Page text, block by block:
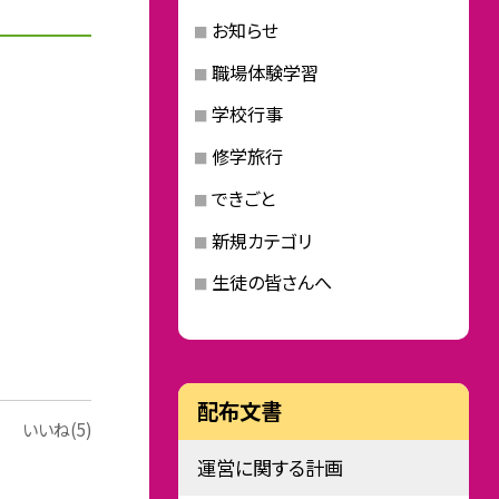
いいね(5)
お知らせ
職場体験学習
学校行事
修学旅行
できごと
新規カテゴリ
生徒の皆さんへ
配布文書
運営に関する計画